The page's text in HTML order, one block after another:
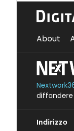
About
diffondere
Indirizzo